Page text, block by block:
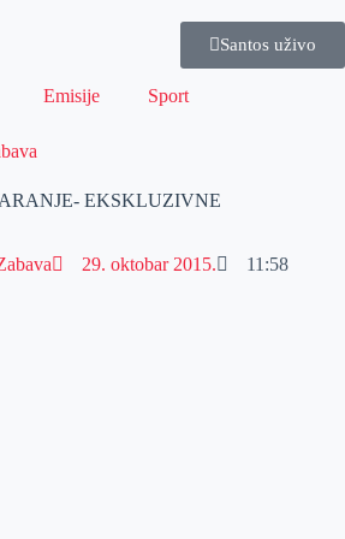
Santos uživo
Emisije Sport
EKSKLUZIVNE
29. oktobar 2015. 11:58